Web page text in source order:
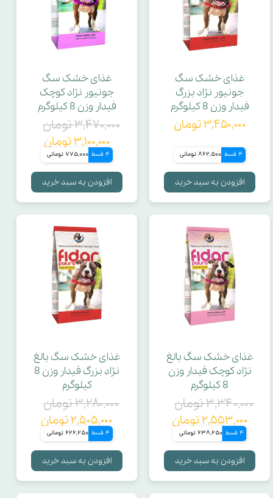
غذای خشک سگ
جونیور نژاد بزرگ
فیدار وزن 8 کیلوگرم
۳,۴۵۰,۰۰۰ تومان
4 قسط 862,500 تومانی
افزودن به سبد خرید
غذای خشک سگ
جونیور نژاد کوچک
فیدار وزن 8 کیلوگرم
۳,۴۷۰,۰۰۰ تومان
۳,۱۰۰,۰۰۰ تومان
4 قسط 775,000 تومانی
افزودن به سبد خرید
غذای خشک سگ بالغ
نژاد کوچک فیدار وزن
8 کیلوگرم
۳,۳۴۰,۰۰۰ تومان
۲,۵۵۳,۰۰۰ تومان
4 قسط 638,250 تومانی
افزودن به سبد خرید
غذای خشک سگ بالغ
نژاد بزرگ فیدار وزن 8
کیلوگرم
۳,۲۸۰,۰۰۰ تومان
۲,۵۰۵,۰۰۰ تومان
4 قسط 626,250 تومانی
افزودن به سبد خرید